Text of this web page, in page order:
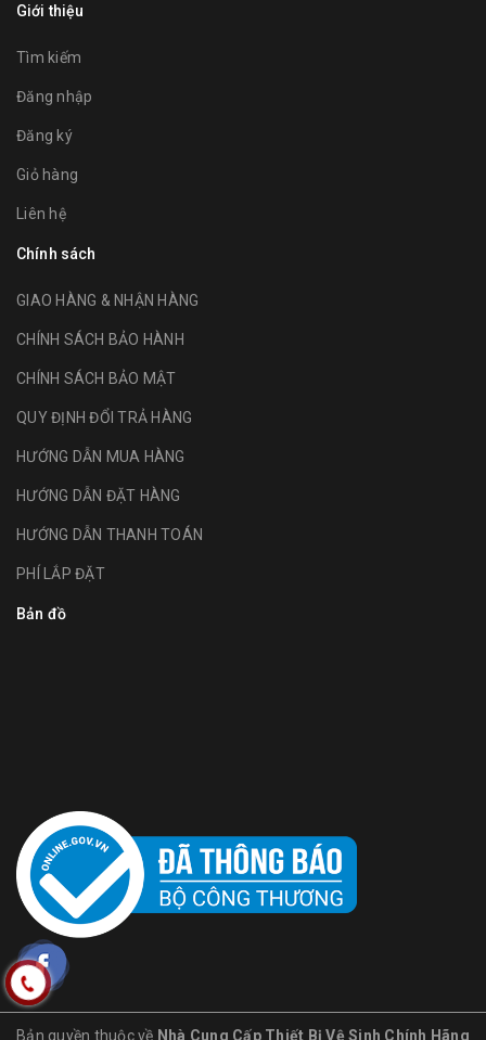
Giới thiệu
Tìm kiếm
Đăng nhập
Đăng ký
Giỏ hàng
Liên hệ
Chính sách
GIAO HÀNG & NHẬN HÀNG
CHÍNH SÁCH BẢO HÀNH
CHÍNH SÁCH BẢO MẬT
QUY ĐỊNH ĐỔI TRẢ HÀNG
HƯỚNG DẪN MUA HÀNG
HƯỚNG DẪN ĐẶT HÀNG
HƯỚNG DẪN THANH TOÁN
PHÍ LẮP ĐẶT
Bản đồ
Bản quyền thuộc về Nhà Cung Cấp Thiết Bị Vệ Sinh Chính Hãng